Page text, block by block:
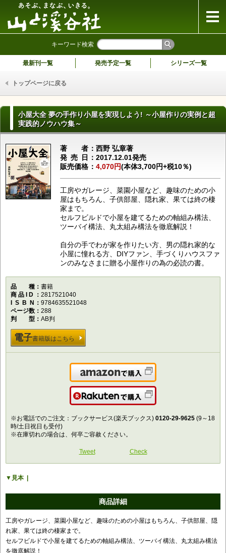
キーワード検索
最新刊一覧 発売予定一覧 シリーズ一覧
トップページに戻る
小屋大全 夢の手作り小屋を実現しよう! ～小屋作りの実例と超
実践的ノウハウ集～
著者西野 弘章著
発売日 2017.12.01発売
販売価格
4,070円(本体3,700円+税10％)
工房やガレージ、菜園小屋など、趣味のための小
屋はもちろん、子供部屋、隠れ家、果ては終の棲
家まで。
セルフビルドで小屋を建てるための軸組み構法、
ツーバイ構法、丸太組み構法を徹底解説！
自分の手でわが家を作りたい方、男の隠れ家的な
小屋に憧れる方、DIYファン、手づくりハウスファ
ンのみなさまに贈る小屋作りの為の必読の書。
品種書籍
商品ID
2817521040
ISBN
9784635521048
ページ数
288
判型AB判
電子書籍版はこちら
Amazonで購入
楽天で購入
※お電話でのご注文：ブックサービス(楽天ブックス) 0120-29-9625 (9～18
時/土日祝日も受付)
※在庫切れの場合は、何卒ご容赦ください。
Tweet Check
見本
商品詳細
工房やガレージ、菜園小屋など、趣味のための小屋はもちろん、子供部屋、隠
れ家、果ては終の棲家まで。
セルフビルドで小屋を建てるための軸組み構法、ツーバイ構法、丸太組み構法
を徹底解説！